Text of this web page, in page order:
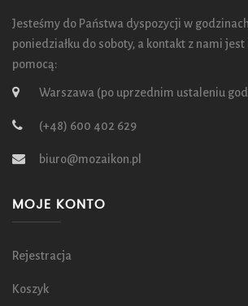
Jesteśmy do Państwa dyspozycji w godzinach
poniedziałku do soboty, a kontakt z nami
pomocą:
Warszawa (po uprzednim ustaleniu
(+48) 600 402 629
biuro@mozaikon.pl
MOJE KONTO
Rejestracja
Koszyk